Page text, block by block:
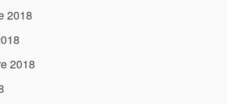
2018
2018